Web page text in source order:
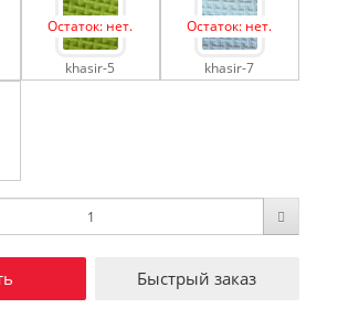
khasir-5
Остаток: нет.
khasir-7
Остаток: нет.
Быстрый заказ